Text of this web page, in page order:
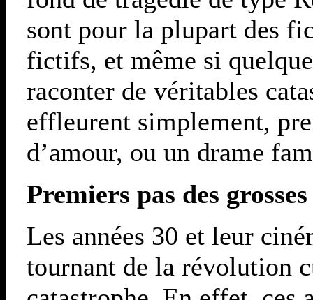
sont pour la plupart des
fictifs, et même si
raconter de véritables
effleurent simplement,
d’amour, ou un drame
Premiers pas des
Les années 30 et leur
tournant de la révolution